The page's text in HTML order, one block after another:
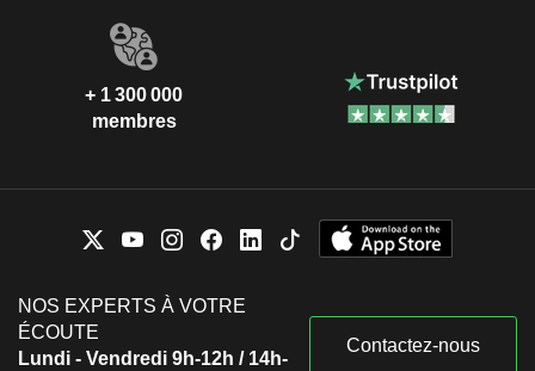
+ 1 300 000
membres
NOS EXPERTS À VOTRE
ÉCOUTE
Lundi - Vendredi 9h-12h / 14h-
Contactez-nous